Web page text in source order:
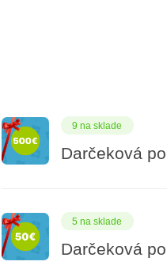
9 na sklade
Darčeková
5 na sklade
Darčeková